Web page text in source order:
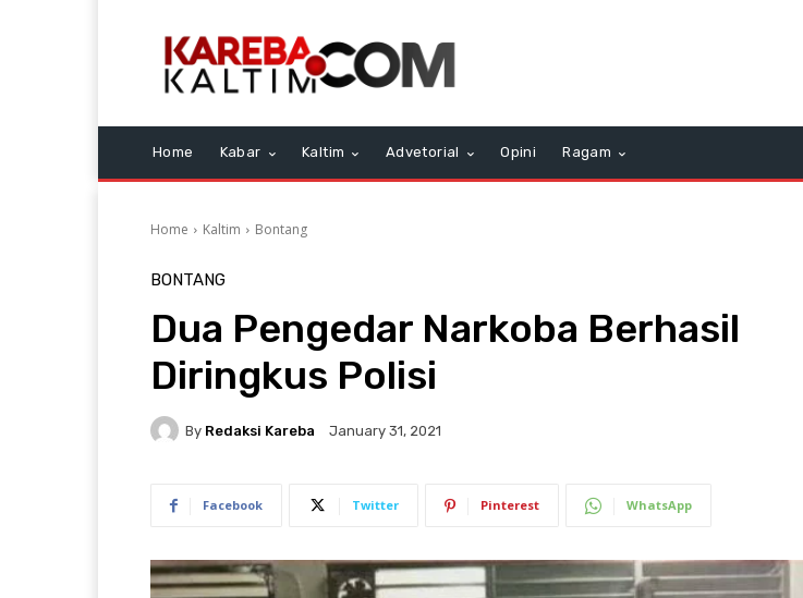
Home Kabar Kaltim Advetorial Opini Ragam
Home Kaltim Bontang
BONTANG
Dua Pengedar Narkoba Berhasil
Diringkus Polisi
By Redaksi Kareba January 31, 2021
Facebook Twitter Pinterest WhatsApp